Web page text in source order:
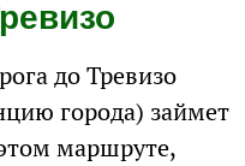
до Тревизо
города) займет
маршруте,